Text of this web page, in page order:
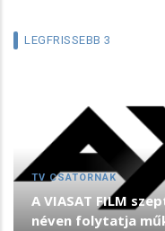
LEGFRISSEBB 3
TV CSATORNÁK
A VIASAT FILM
néven folytatja